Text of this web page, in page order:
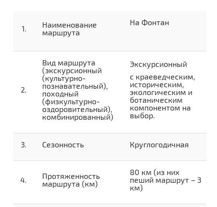
Наименование
маршрута
На Фонтан
Вид маршрута
(экскурсионный
(культурно-
познавательный),
походный
(физкультурно-
оздоровительный),
комбинированный)
Экскурсионный
с краеведческим,
историческим,
экологическим и
ботаническим
компонентом на
выбор.
Сезонность Круглогодичная
Протяженность
маршрута (км)
80 км (из них
пеший маршрут – 3
км)